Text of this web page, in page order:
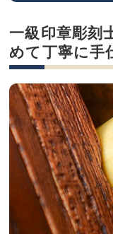
一級印章彫刻
めて丁寧に手